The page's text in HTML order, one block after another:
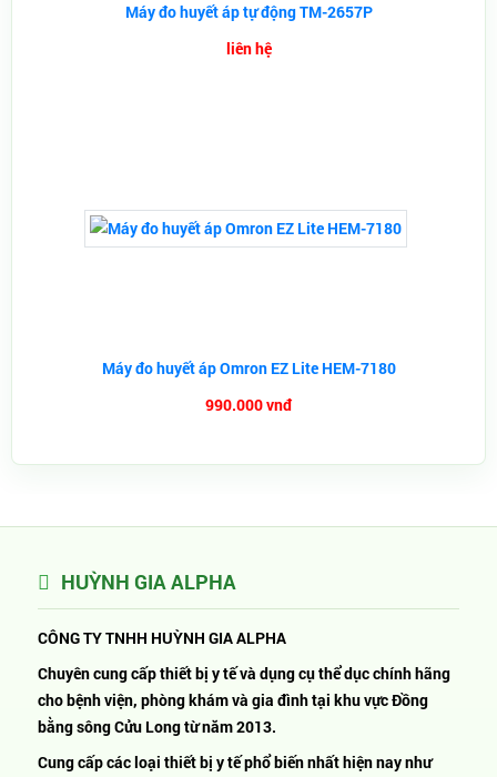
Máy đo huyết áp tự động TM-2657P
liên hệ
Máy đo huyết áp Omron EZ Lite HEM-7180
990.000 vnđ
HUỲNH GIA ALPHA
CÔNG TY TNHH HUỲNH GIA ALPHA
Chuyên cung cấp thiết bị y tế và dụng cụ thể dục chính hãng
cho bệnh viện, phòng khám và gia đình tại khu vực Đồng
bằng sông Cửu Long từ năm 2013.
Cung cấp các loại thiết bị y tế phổ biến nhất hiện nay như